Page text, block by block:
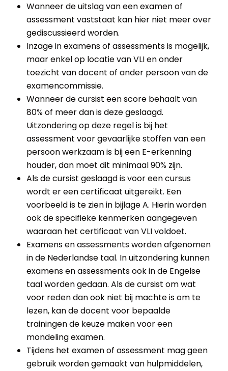
Wanneer de uitslag van een examen of
assessment vaststaat kan hier niet meer over
gediscussieerd worden.
Inzage in examens of assessments is mogelijk,
maar enkel op locatie van VLI en onder
toezicht van docent of ander persoon van de
examencommissie.
Wanneer de cursist een score behaalt van
80% of meer dan is deze geslaagd.
Uitzondering op deze regel is bij het
assessment voor gevaarlijke stoffen van een
persoon werkzaam is bij een E-erkenning
houder, dan moet dit minimaal 90% zijn.
Als de cursist geslaagd is voor een cursus
wordt er een certificaat uitgereikt. Een
voorbeeld is te zien in bijlage A. Hierin worden
ook de specifieke kenmerken aangegeven
waaraan het certificaat van VLI voldoet.
Examens en assessments worden afgenomen
in de Nederlandse taal. In uitzondering kunnen
examens en assessments ook in de Engelse
taal worden gedaan. Als de cursist om wat
voor reden dan ook niet bij machte is om te
lezen, kan de docent voor bepaalde
trainingen de keuze maken voor een
mondeling examen.
Tijdens het examen of assessment mag geen
gebruik worden gemaakt van hulpmiddelen,